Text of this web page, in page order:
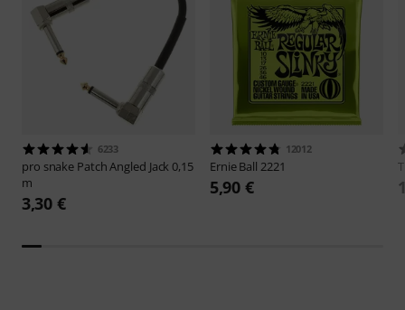
6233
pro snake Patch Angled Jack 0,15
m
3,30 €
12012
Ernie Ball 2221
5,90 €